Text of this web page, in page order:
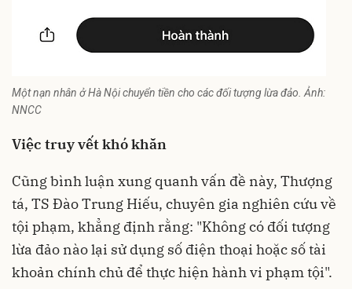
Một nạn nhân ở Hà Nội chuyển tiền cho các đối tượng lừa đảo. Ảnh:
NNCC
Việc truy vết khó khăn
Cũng bình luận xung quanh vấn đề này, Thượng
tá, TS Đào Trung Hiếu, chuyên gia nghiên cứu về
tội phạm, khẳng định rằng: "Không có đối tượng
lừa đảo nào lại sử dụng số điện thoại hoặc số tài
khoản chính chủ để thực hiện hành vi phạm tội".